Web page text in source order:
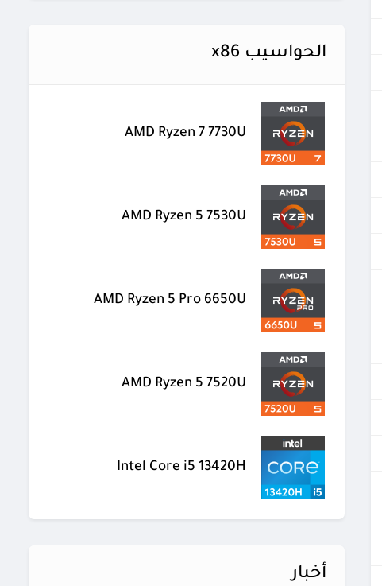
الحواسيب x86
AMD Ryzen 7 7730U
AMD Ryzen 5 7530U
AMD Ryzen 5 Pro 6650U
AMD Ryzen 5 7520U
Intel Core i5 13420H
أخبار